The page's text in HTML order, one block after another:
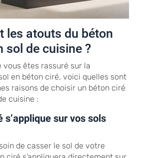
les atouts du béton
sol de cuisine ?
vous êtes rassuré sur la
en béton ciré, voici quelles sont
raisons de choisir un béton ciré
cuisine :
s’applique sur vos sols
de casser le sol de votre